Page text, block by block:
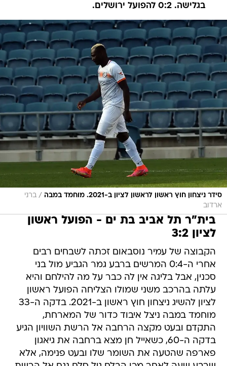
בגלישה. 0:2 להפועל ירושלים.
סידר ניצחון חוץ ראשון לראשון לציון ב-2021. מוחמד במבה / ברני
ארדוב
בית"ר תל אביב בת ים - הפועל ראשון
לציון 3:2
הקבוצה של עמיר נוסבאום זכתה לשבחים רבים
אחרי ה-0:4 המרשים ברבע גמר הגביע מול בני
סכנין, אבל בליגה אין לה כבר על מה להילחם והיא
עלתה בהרכב משני שמולו הצליחה הפועל ראשון
לציון להשיג ניצחון חוץ ראשון ב-2021. בדקה ה-33
מוחמד במבה ניצל איבוד כדור של המארחת,
התקדם ובעט מקצה הרחבה אל הרשת השוויון הגיע
בדקה ה-60, כשאייל חן מצא ברחבה את גיאגון
פארפה שהטעה את השומר שלו ובעט פנימה, אלא